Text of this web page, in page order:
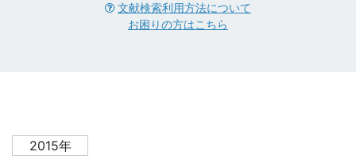
文献検索利用方法について
お困りの方はこちら
2015年